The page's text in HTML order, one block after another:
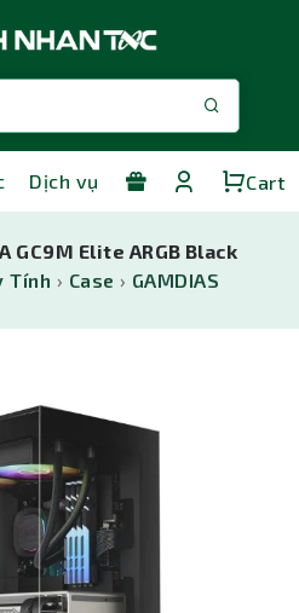
Dịch vụ Cart
GC9M Elite ARGB Black
Tính › Case › GAMDIAS